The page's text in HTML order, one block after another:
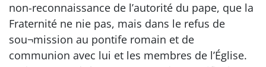
non-reconnaissance de l’autorité du pape, que la
Fraternité ne nie pas, mais dans le refus de
sou¬mission au pontife romain et de
communion avec lui et les membres de l’Église.